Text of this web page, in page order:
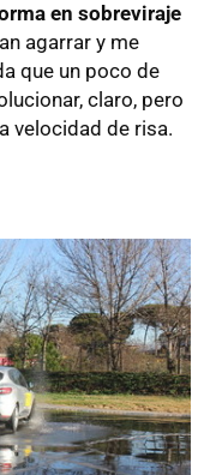
en sobreviraje
agarrar y me
que un poco de
claro, pero
velocidad de risa.